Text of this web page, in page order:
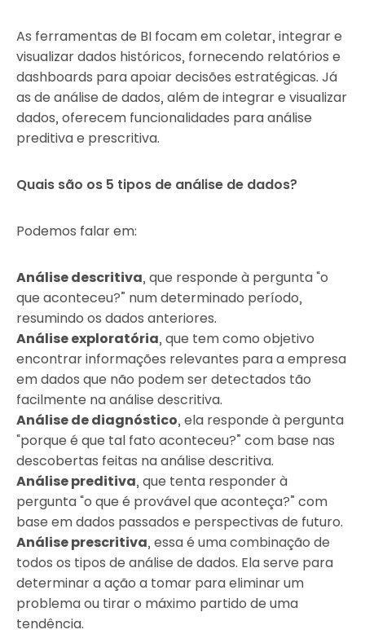
As ferramentas de BI focam em coletar, integrar e
visualizar dados históricos, fornecendo relatórios e
dashboards para apoiar decisões estratégicas. Já
as de análise de dados, além de integrar e visualizar
dados, oferecem funcionalidades para análise
preditiva e prescritiva.
Quais são os 5 tipos de análise de dados?
Podemos falar em:
Análise descritiva, que responde à pergunta “o
que aconteceu?” num determinado período,
resumindo os dados anteriores.
Análise exploratória, que tem como objetivo
encontrar informações relevantes para a empresa
em dados que não podem ser detectados tão
facilmente na análise descritiva.
Análise de diagnóstico, ela responde à pergunta
“porque é que tal fato aconteceu?” com base nas
descobertas feitas na análise descritiva.
Análise preditiva, que tenta responder à
pergunta “o que é provável que aconteça?” com
base em dados passados e perspectivas de futuro.
Análise prescritiva, essa é uma combinação de
todos os tipos de análise de dados. Ela serve para
determinar a ação a tomar para eliminar um
problema ou tirar o máximo partido de uma
tendência.